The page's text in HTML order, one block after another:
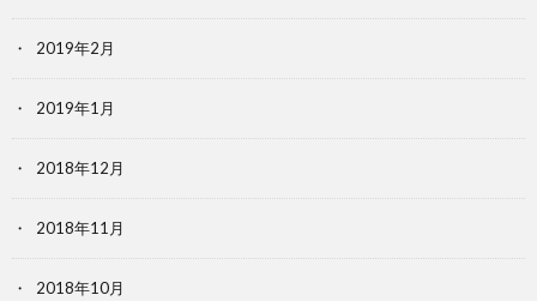
2019年2月
2019年1月
2018年12月
2018年11月
2018年10月